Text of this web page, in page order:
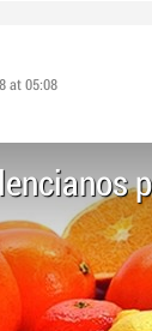
at 05:08